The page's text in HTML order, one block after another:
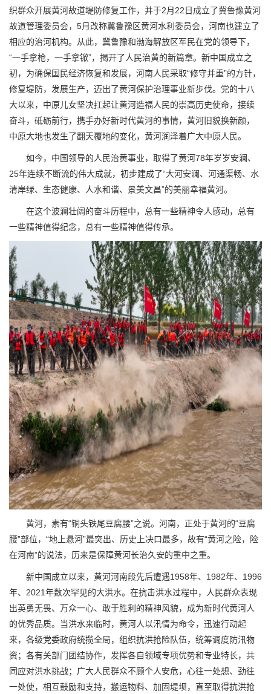
织群众开展黄河故道堤防修复工作，并于2月22日成立了冀鲁豫黄河
故道管理委员会，5月改称冀鲁豫区黄河水利委员会，河南也建立了
相应的治河机构。从此，冀鲁豫和渤海解放区军民在党的领导下，
“一手拿枪，一手拿锨”，揭开了人民治黄的新篇章。新中国成立之
初，为确保国民经济恢复和发展，河南人民采取“修守并重”的方针，
修复堤防，发展生产，迈出了黄河保护治理事业新步伐。党的十八
大以来，中原儿女坚决扛起让黄河造福人民的崇高历史使命，接续
奋斗，砥砺前行，携手办好新时代黄河的事情，黄河旧貌换新颜，
中原大地也发生了翻天覆地的变化，黄河润泽着广大中原人民。
如今，中国领导的人民治黄事业，取得了黄河78年岁岁安澜、
25年连续不断流的伟大成就，初步建成了“大河安澜、河通渠畅、水
清岸绿、生态健康、人水和谐、景美文昌”的美丽幸福黄河。
在这个波澜壮阔的奋斗历程中，总有一些精神令人感动，总有
一些精神值得纪念，总有一些精神值得传承。
黄河，素有“铜头铁尾豆腐腰”之说。河南，正处于黄河的“豆腐
腰”部位，“地上悬河”最突出、历史上决口最多，故有“黄河之险，险
在河南”的说法，历来是保障黄河长治久安的重中之重。
新中国成立以来，黄河河南段先后遭遇1958年、1982年、1996
年、2021年数次罕见的大洪水。在抗击洪水过程中，人民群众表现
出英勇无畏、万众一心、敢于胜利的精神风貌，成为新时代黄河人
的优秀品质。当洪水来临时，黄河人以汛情为命令，迅速行动起
来，各级党委政府统揽全局，组织抗洪抢险队伍，统筹调度防汛物
资；各有关部门团结协作，发挥各自领域专项优势和专业特长，共
同应对洪水挑战；广大人民群众不顾个人安危，心往一处想、劲往
一处使，相互鼓励和支持，搬运物料、加固堤坝，直至取得抗洪抢